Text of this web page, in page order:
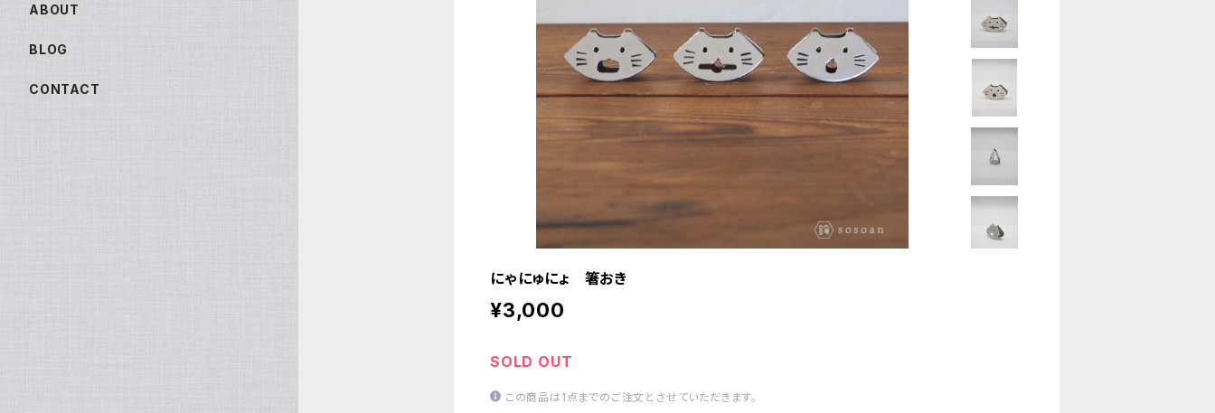
にゃにゅにょ 箸おき
¥3,000
SOLD OUT
この商品は1点までのご注文とさせていただきます。
ABOUT
BLOG
CONTACT